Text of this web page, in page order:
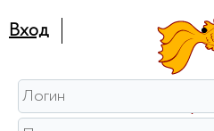
Вход